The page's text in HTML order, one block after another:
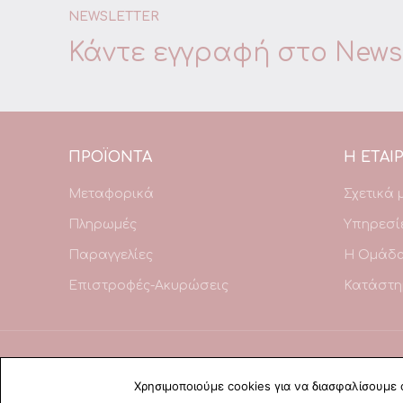
NEWSLETTER
Κάντε εγγραφή στο
ΠΡΟΪΌΝΤΑ
Μεταφορικά
Πληρωμές
Παραγγελίες
Επιστροφές-Ακυρώσεις
Η
Σχετικά
Η
Copyright © 2021
Χρησιμοποιούμε cookies για να